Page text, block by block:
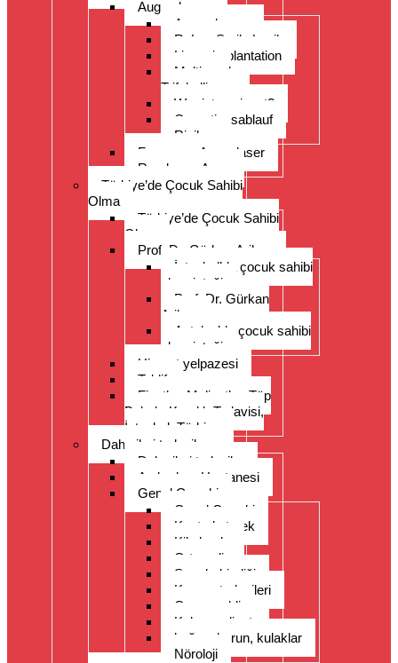
Augen lasern
Augen lasern
ReLex Smile Lasik
Linsenimplantation
Multi- und
Trifokallinsen
Wer ist geeignet?
Operationsablauf
Risiken
Fragen zu Augenlaser
Rund ums Auge
Türkiye’de Çocuk Sahibi
Olma
Türkiye’de Çocuk Sahibi
Olma
Prof. Dr. Gürkan Arikan
İstanbul’da çocuk sahibi
olma isteği
Prof. Dr. Gürkan
Arikan
Antalya’da çocuk sahibi
olma isteği
Hizmet yelpazesi
Teklif
Fiyatlar, Maliyetler, Tüp
Bebek, Kısırlık Tedavisi,
İstanbul, Türkiye
Daha ileri tedaviler
Daha ileri tedaviler
Acıbadem Hastanesi
Genel Cerrahi
Genel Cerrahi
Kontrol etmek
Kilo kaybı
Ortopedi
Spor hekimliği
Kanser tedavileri
Organ nakli
Kalp ameliyatı
boğaz, burun, kulaklar
Nöroloji